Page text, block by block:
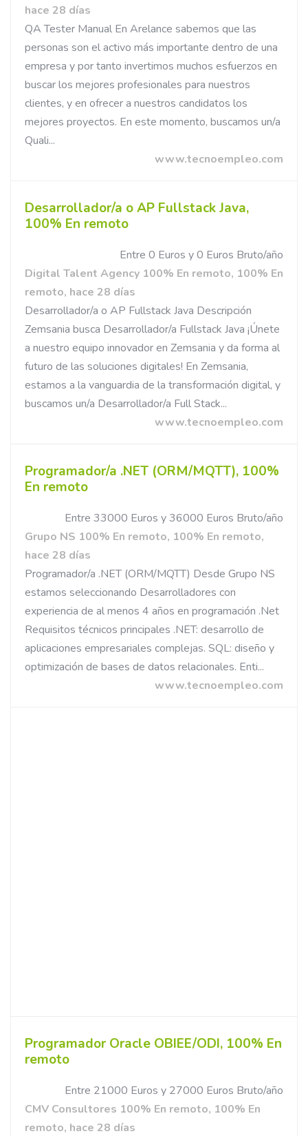
hace 28 días
QA Tester Manual En Arelance sabemos que las
personas son el activo más importante dentro de una
empresa y por tanto invertimos muchos esfuerzos en
buscar los mejores profesionales para nuestros
clientes, y en ofrecer a nuestros candidatos los
mejores proyectos. En este momento, buscamos un/a
Quali...
www.tecnoempleo.com
Desarrollador/a o AP Fullstack Java,
100% En remoto
Entre 0 Euros y 0 Euros Bruto/año
Digital Talent Agency 100% En remoto, 100% En
remoto, hace 28 días
Desarrollador/a o AP Fullstack Java Descripción
Zemsania busca Desarrollador/a Fullstack Java ¡Únete
a nuestro equipo innovador en Zemsania y da forma al
futuro de las soluciones digitales! En Zemsania,
estamos a la vanguardia de la transformación digital, y
buscamos un/a Desarrollador/a Full Stack...
www.tecnoempleo.com
Programador/a .NET (ORM/MQTT), 100%
En remoto
Entre 33000 Euros y 36000 Euros Bruto/año
Grupo NS 100% En remoto, 100% En remoto,
hace 28 días
Programador/a .NET (ORM/MQTT) Desde Grupo NS
estamos seleccionando Desarrolladores con
experiencia de al menos 4 años en programación .Net
Requisitos técnicos principales .NET: desarrollo de
aplicaciones empresariales complejas. SQL: diseño y
optimización de bases de datos relacionales. Enti...
www.tecnoempleo.com
Programador Oracle OBIEE/ODI, 100% En
remoto
Entre 21000 Euros y 27000 Euros Bruto/año
CMV Consultores 100% En remoto, 100% En
remoto, hace 28 días